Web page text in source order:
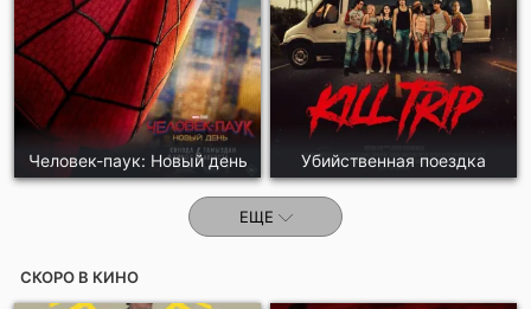
Человек-паук: Новый день Убийственная поездка
ЕЩЕ
СКОРО В КИНО